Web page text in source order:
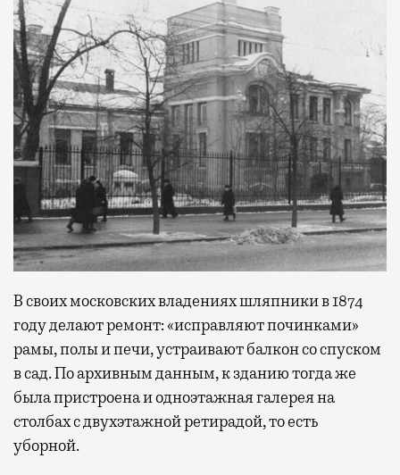
В своих московских владениях шляпники в 1874
году делают ремонт: «исправляют починками»
рамы, полы и печи, устраивают балкон со спуском
в сад. По архивным данным, к зданию тогда же
была пристроена и одноэтажная галерея на
столбах с двухэтажной ретирадой, то есть
уборной.